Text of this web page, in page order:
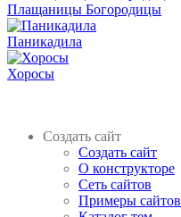
Плащаницы Богородицы
Паникадила
Хоросы
Создать сайт
Создать сайт
О конструкторе
Сеть сайтов
Примеры сайтов